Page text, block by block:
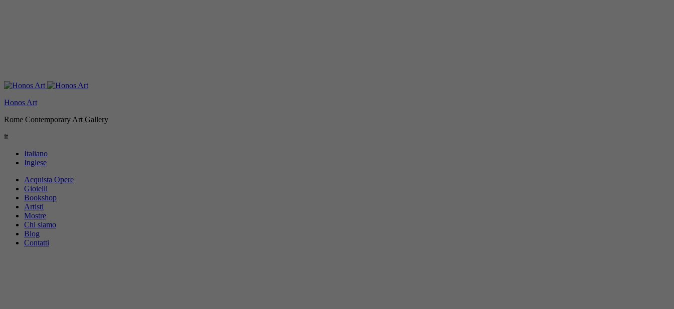
Honos Art
Rome Contemporary Art Gallery
it
Italiano
Inglese
Acquista Opere
Gioielli
Bookshop
Artisti
Mostre
Chi siamo
Blog
Contatti